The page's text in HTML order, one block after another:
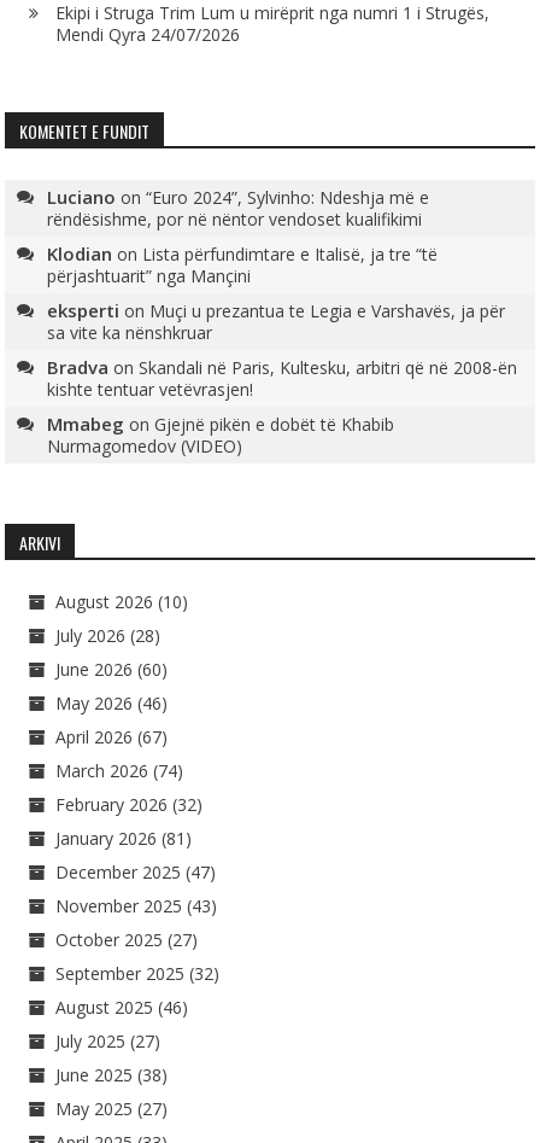
Ekipi i Struga Trim Lum u mirëprit nga numri 1 i Strugës,
Mendi Qyra 24/07/2026
KOMENTET E FUNDIT
Luciano on“Euro 2024”, Sylvinho: Ndeshja më e
rëndësishme, por në nëntor vendoset kualifikimi
Klodian on Lista përfundimtare e Italisë, ja tre “të
përjashtuarit” nga Mançini
eksperti on Muçi u prezantua te Legia e Varshavës, ja për
sa vite ka nënshkruar
Bradva onSkandali në Paris, Kultesku, arbitri që në 2008-ën
kishte tentuar vetëvrasjen!
Mmabeg onGjejnë pikën e dobët të Khabib
Nurmagomedov (VIDEO)
ARKIVI
August 2026 (10)
July 2026 (28)
June 2026 (60)
May 2026 (46)
April 2026 (67)
March 2026 (74)
February 2026 (32)
January 2026 (81)
December 2025 (47)
November 2025 (43)
October 2025 (27)
September 2025 (32)
August 2025 (46)
July 2025 (27)
June 2025 (38)
May 2025 (27)